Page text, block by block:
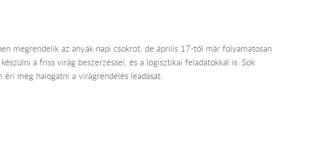
megrendelik az anyák napi csokrot, de április 17-től már folyamatosan
a friss virág beszerzéssel, és a logisztikai feladatokkal is. Sok
meg halogatni a virágrendelés leadását.